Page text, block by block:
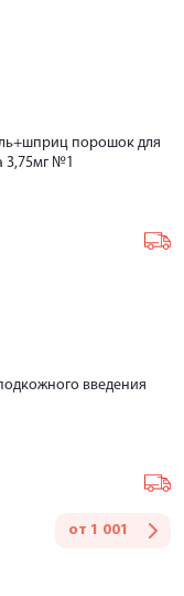
порошок для
3,75мг №1
введения
от 1 001